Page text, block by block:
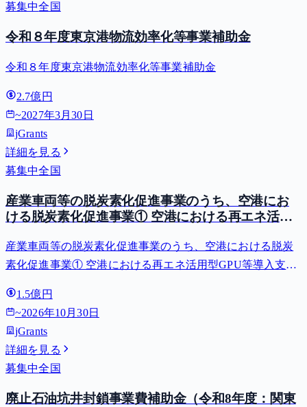
募集中全国
令和８年度東京港物流効率化等事業補助金
令和８年度東京港物流効率化等事業補助金
2.7億円
~2027年3月30日
jGrants
詳細を見る
募集中全国
産業車両等の脱炭素化促進事業のうち、空港にお
ける脱炭素化促進事業① 空港における再エネ活用
費等補助金）
産業車両等の脱炭素化促進事業のうち、空港における脱炭
素化促進事業① 空港における再エネ活用型GPU等導入支援
1.5億円
~2026年10月30日
jGrants
詳細を見る
募集中全国
廃止石油坑井封鎖事業費補助金（令和8年度：関東